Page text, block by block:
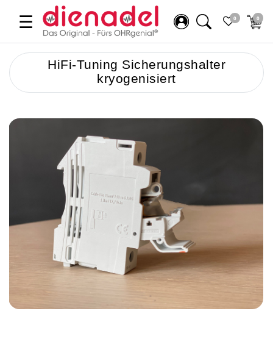
☰ 0 0
HiFi-Tuning Sicherungshalter
kryogenisiert